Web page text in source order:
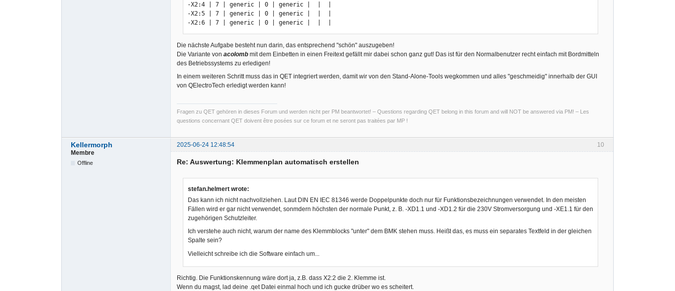
-X2:4 | 7 | generic | 0 | generic |  |  |
-X2:5 | 7 | generic | 0 | generic |  |  |
-X2:6 | 7 | generic | 0 | generic |  |  |
Die nächste Aufgabe besteht nun darin, das entsprechend "schön" auszugeben!
Die Variante von acolomb mit dem Einbetten in einen Freitext gefällt mir dabei schon ganz gut! Das ist für den Normalbenutzer recht einfach mit Bordmitteln
des Betriebssystems zu erledigen!
In einem weiteren Schritt muss das in QET integriert werden, damit wir von den Stand-Alone-Tools wegkommen und alles "geschmeidig" innerhalb der GUI
von QElectroTech erledigt werden kann!
Fragen zu QET gehören in dieses Forum und werden nicht per PM beantwortet! – Questions regarding QET belong in this forum and will NOT be answered via PM! – Les
questions concernant QET doivent être posées sur ce forum et ne seront pas traitées par MP !
10
Kellermorph
2025-06-24 12:48:54
Membre
Offline Re: Auswertung: Klemmenplan automatisch erstellen
stefan.helmert wrote:
Das kann ich nicht nachvollziehen. Laut DIN EN IEC 81346 werde Doppelpunkte doch nur für Funktionsbezeichnungen verwendet. In den meisten
Fällen wird er gar nicht verwendet, sonmdern höchsten der normale Punkt, z. B. -XD1.1 und -XD1.2 für die 230V Stromversorgung und -XE1.1 für den
zugehörigen Schutzleiter.
Ich verstehe auch nicht, warum der name des Klemmblocks "unter" dem BMK stehen muss. Heißt das, es muss ein separates Textfeld in der gleichen
Spalte sein?
Vielleicht schreibe ich die Software einfach um...
Richtig. Die Funktionskennung wäre dort ja, z.B. dass X2:2 die 2. Klemme ist.
Wenn du magst, lad deine .qet Datei einmal hoch und ich gucke drüber wo es scheitert.